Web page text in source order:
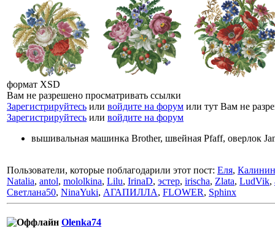
формат XSD
Вам не разрешено просматривать ссылки
Зарегистрируйтесь или войдите на форум или тут Вам не
Зарегистрируйтесь или войдите на форум
вышивальная машинка Brother, швейная Pfaff, оверлок
Пользователи, которые поблагодарили этот пост: Еля,
Nataliа, antol, mololkina, Lilu, IrinaD, эстер, irischa, Zlata, LudVik,
Светлана50, NinaYuki, АГАПИЛЛА, FLOWER, Sphinx
Olenka74